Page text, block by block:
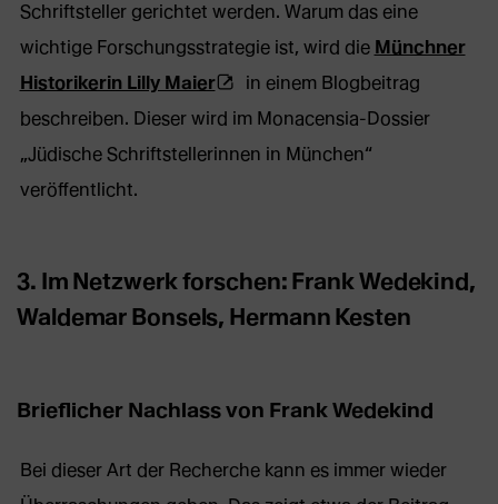
Schriftsteller gerichtet werden. Warum das eine
wichtige Forschungsstrategie ist, wird die Münchner
Historikerin Lilly Maier(Öffnet
externe
Webseite
in einem Blogbeitrag
beschreiben. Dieser wird im Monacensia-Dossier
„Jüdische Schriftstellerinnen in München“
veröffentlicht.
3. Im Netzwerk forschen: Frank Wedekind,
Waldemar Bonsels, Hermann Kesten
Brieflicher Nachlass von Frank Wedekind
Bei dieser Art der Recherche kann es immer wieder